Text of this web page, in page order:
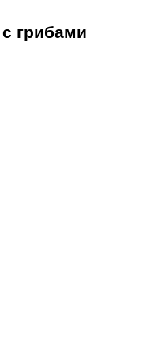
грибами